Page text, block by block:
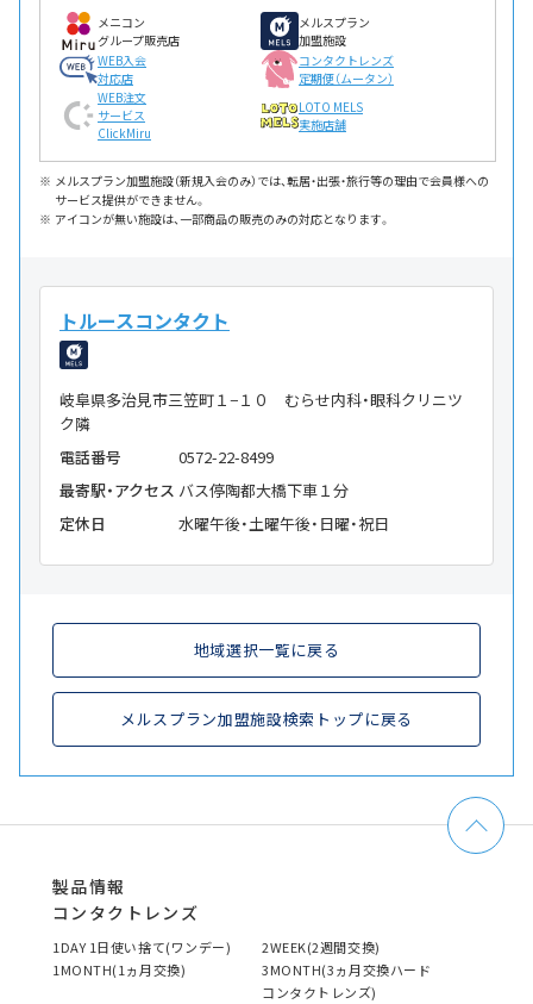
メニコン
グループ販売店
メルスプラン
加盟施設
WEB入会
対応店
コンタクトレンズ
定期便（ムータン）
WEB注文
サービス
ClickMiru
LOTO MELS
実施店舗
メルスプラン加盟施設（新規入会のみ）では、転居・出張・旅行等の理由で会員様への
サービス提供ができません。
アイコンが無い施設は、一部商品の販売のみの対応となります。
トルースコンタクト
岐阜県多治見市三笠町１−１０ むらせ内科・眼科クリニツ
ク隣
電話番号
0572-22-8499
最寄駅・アクセス バス停陶都大橋下車１分
定休日
水曜午後・土曜午後・日曜・祝日
地域選択一覧に戻る
メルスプラン加盟施設検索トップに戻る
製品情報
コンタクトレンズ
1DAY 1日使い捨て(ワンデー)
2WEEK(2週間交換)
1MONTH(1ヵ月交換)
3MONTH(3ヵ月交換ハード
コンタクトレンズ)